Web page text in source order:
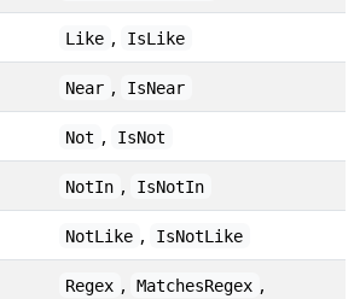
Like , IsLike
Near , IsNear
Not , IsNot
NotIn , IsNotIn
NotLike , IsNotLike
Regex , MatchesRegex ,